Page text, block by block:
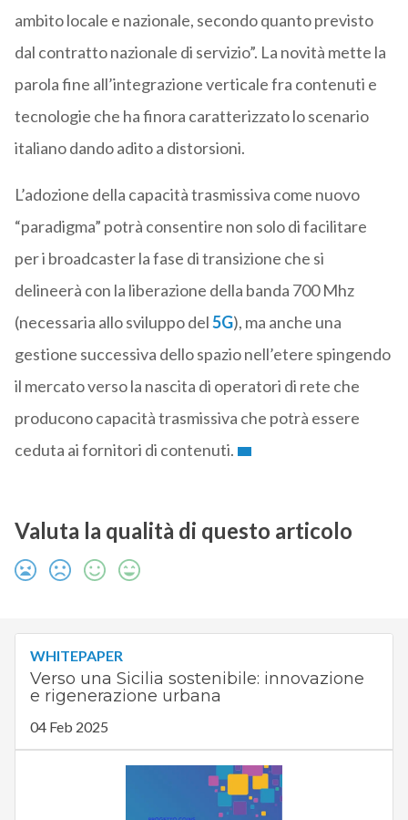
ambito locale e nazionale, secondo quanto previsto
dal contratto nazionale di servizio”. La novità mette la
parola fine all’integrazione verticale fra contenuti e
tecnologie che ha finora caratterizzato lo scenario
italiano dando adito a distorsioni.
L’adozione della capacità trasmissiva come nuovo
“paradigma” potrà consentire non solo di facilitare
per i broadcaster la fase di transizione che si
delineerà con la liberazione della banda 700 Mhz
(necessaria allo sviluppo del5G), ma anche una
gestione successiva dello spazio nell’etere spingendo
il mercato verso la nascita di operatori di rete che
producono capacità trasmissiva che potrà essere
ceduta ai fornitori di contenuti.
Valuta la qualità di questo articolo
WHITEPAPER
Verso una Sicilia sostenibile: innovazione
e rigenerazione urbana
04 Feb 2025